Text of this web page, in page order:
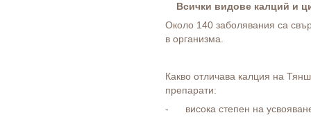
Всички видове калций и
Около 140 заболявания са
в организма.
Какво отличава калция на
препарати:
- висока степен на